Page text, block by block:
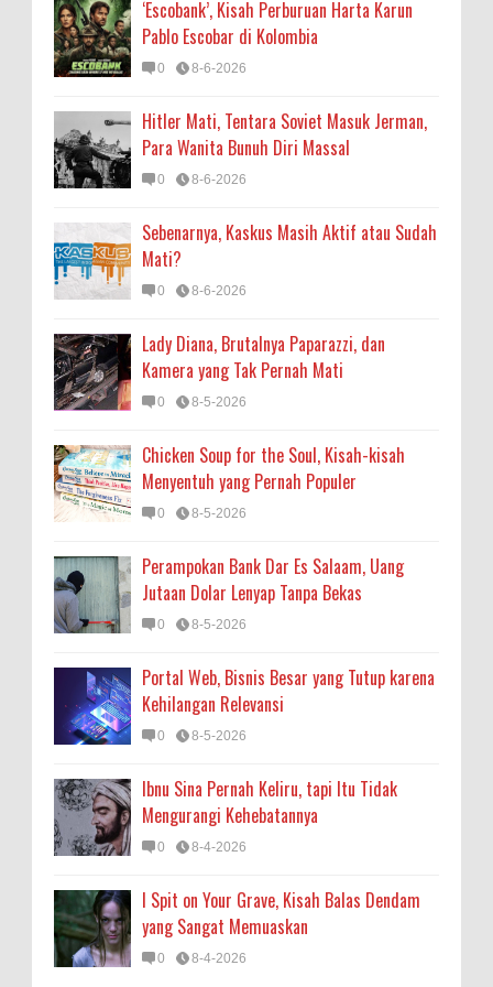
‘Escobank’, Kisah Perburuan Harta Karun
Pablo Escobar di Kolombia
0 8-6-2026
Hitler Mati, Tentara Soviet Masuk Jerman,
Para Wanita Bunuh Diri Massal
0 8-6-2026
Sebenarnya, Kaskus Masih Aktif atau Sudah
Mati?
0 8-6-2026
Lady Diana, Brutalnya Paparazzi, dan
Kamera yang Tak Pernah Mati
0 8-5-2026
Chicken Soup for the Soul, Kisah-kisah
Menyentuh yang Pernah Populer
0 8-5-2026
Perampokan Bank Dar Es Salaam, Uang
Jutaan Dolar Lenyap Tanpa Bekas
0 8-5-2026
Portal Web, Bisnis Besar yang Tutup karena
Kehilangan Relevansi
0 8-5-2026
Ibnu Sina Pernah Keliru, tapi Itu Tidak
Mengurangi Kehebatannya
0 8-4-2026
I Spit on Your Grave, Kisah Balas Dendam
yang Sangat Memuaskan
0 8-4-2026